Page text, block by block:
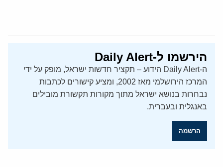
הירשמו ל-Daily Alert
ה-Daily Alert הידוע – תקציר חדשות ישראל, מופק על ידי
המרכז הירושלמי מאז 2002, ומציע קישורים לכתבות
נבחרות בנושא ישראל מתוך מקורות תקשורת מובילים
באנגלית ובעברית.
הרשמה